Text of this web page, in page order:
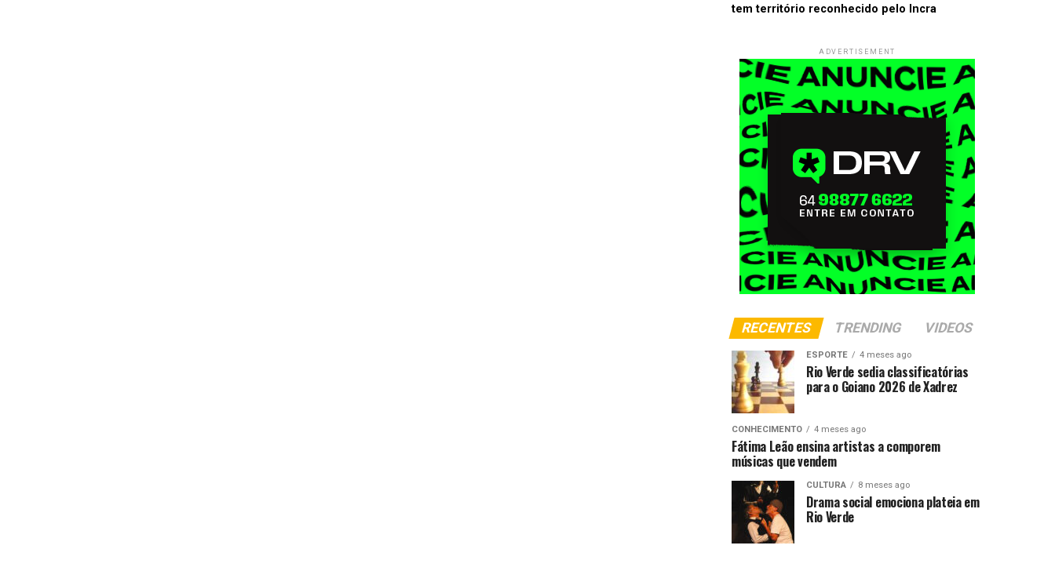
tem território reconhecido pelo Incra
ADVERTISEMENT
RECENTES TRENDING VIDEOS
ESPORTE 4 meses ago
Rio Verde sedia classificatórias
para o Goiano 2026 de Xadrez
CONHECIMENTO 4 meses ago
Fátima Leão ensina artistas a comporem
músicas que vendem
CULTURA 8 meses ago
Drama social emociona plateia em
Rio Verde